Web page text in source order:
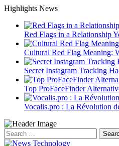
Skip
content
Highlights News
Red Flags in a Relationship
Cultural Red Flag Meaning:
Secret Instagram Tracking
Top ProFaceFinder
Vocalis.pro : La Révolution
Search
for: